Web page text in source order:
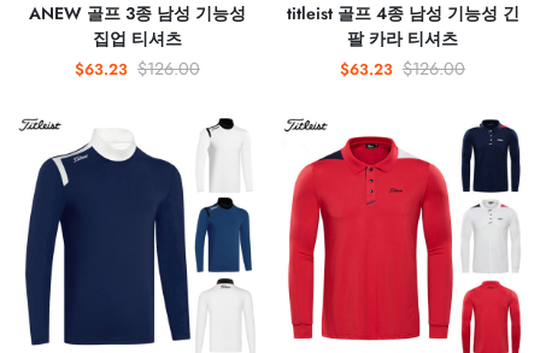
ANEW 골프 3종 남성 기능성
집업 티셔츠
$63.23 $126.00
titleist 골프 4종 남성 기능성 긴
팔 카라 티셔츠
$63.23 $126.00